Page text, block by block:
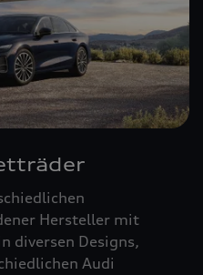
Hersteller mit
diversen Designs,
Audi